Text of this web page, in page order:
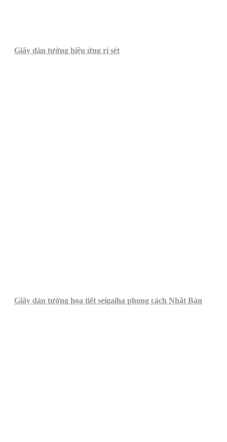
Giấy dán tường hiệu ứng rỉ sét
Giấy dán tường họa tiết seigaiha phong cách Nhật Bản